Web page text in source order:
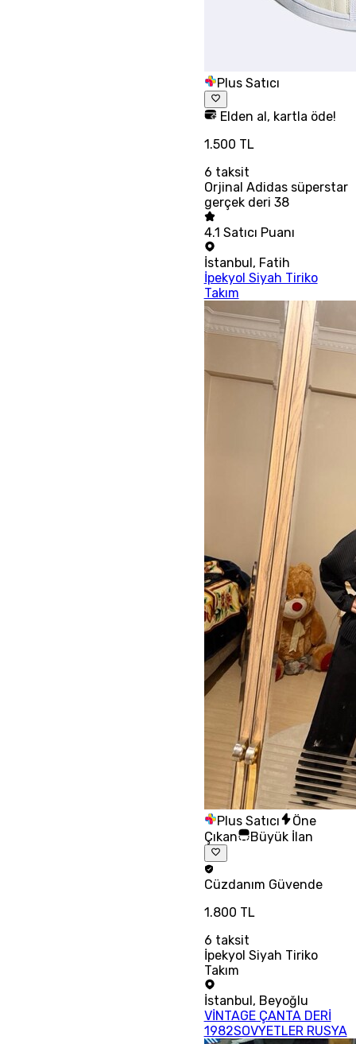
Plus Satıcı
Elden al, kartla öde!
1.500 TL
6 taksit
Orjinal Adidas süperstar
gerçek deri 38
4.1 Satıcı Puanı
İstanbul, Fatih
İpekyol Siyah Tiriko
Takım
Plus Satıcı
Öne
Çıkan
Büyük İlan
Cüzdanım Güvende
1.800 TL
6 taksit
İpekyol Siyah Tiriko
Takım
İstanbul , Beyoğlu
VİNTAGE ÇANTA DERİ
1982SOVYETLER RUSYA